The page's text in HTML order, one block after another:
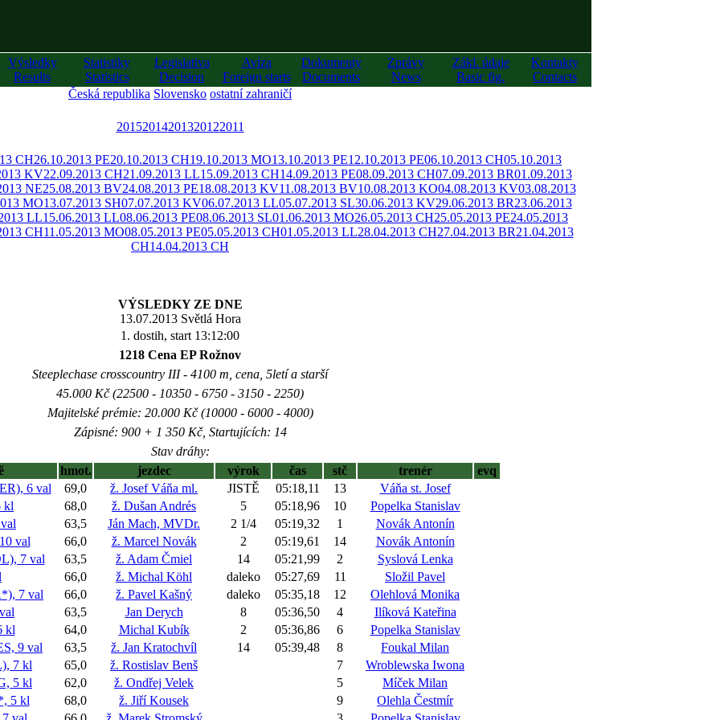
Výsledky
Results
Statistiky
Statistics
Legislativa
Decision
Avíza
Foreign starts
Dokumenty
Documents
Zprávy
News
Zákl. údaje
Basic fig.
Kontakty
Contacts
Česká republika Slovensko ostatní zahraničí
20152014201320122011
CH26.10.2013 PE20.10.2013 CH19.10.2013 MO13.10.2013 PE12.10.2013 PE06.10.2013 CH05.10.2013
KV22.09.2013 CH21.09.2013 LL15.09.2013 CH14.09.2013 PE08.09.2013 CH07.09.2013 BR01.09.2013
NE25.08.2013 BV24.08.2013 PE18.08.2013 KV11.08.2013 BV10.08.2013 KO04.08.2013 KV03.08.2013
MO13.07.2013 SH07.07.2013 KV06.07.2013 LL05.07.2013 SL30.06.2013 KV29.06.2013 BR23.06.2013
LL15.06.2013 LL08.06.2013 PE08.06.2013 SL01.06.2013 MO26.05.2013 CH25.05.2013 PE24.05.2013
CH11.05.2013 MO08.05.2013 PE05.05.2013 CH01.05.2013 LL28.04.2013 CH27.04.2013 BR21.04.2013
CH14.04.2013 CH
VÝSLEDKY ZE DNE
13.07.2013 Světlá Hora
1. dostih, start 13:12:00
1218 Cena EP Rožnov
Steeplechase crosscountry III - 4100 m, cena, 5letí a starší
45.000 Kč (22500 - 10350 - 6750 - 3150 - 2250)
Majitelské prémie: 20.000 Kč (10000 - 6000 - 4000)
Zápisné: 900 + 1 350 Kč, Startujících: 14
Stav dráhy:
hmot. jezdec výrok čas stč trenér
evq
6 val
69,0 ž. Josef Váňa ml. JISTĚ 05:18,11 13
Váňa st. Josef
kl
68,0 ž. Dušan Andrés 5 05:18,96 10
Popelka Stanislav
63,5 Ján Mach, MVDr. 2 1/4 05:19,32 1
Novák Antonín
val
66,0 ž. Marcel Novák 2 05:19,61 14
Novák Antonín
7 val
63,5 ž. Adam Čmiel 14 05:21,99 2
Syslová Lenka
66,0 ž. Michal Köhl daleko 05:27,69 11
Složil Pavel
7 val
66,0 ž. Pavel Kašný daleko 05:35,18 12
Olehlová Monika
63,5 Jan Derych 8 05:36,50 4
Ilíková Kateřina
kl
64,0 Michal Kubík 2 05:36,86 6
Popelka Stanislav
9 val
63,5 ž. Jan Kratochvíl 14 05:39,48 8
Foukal Milan
7 kl
65,0 ž. Rostislav Benš 7
Wroblewska Iwona
5 kl
62,0 ž. Ondřej Velek 5
Míček Milan
5 kl
68,0 ž. Jiří Kousek 9
Olehla Čestmír